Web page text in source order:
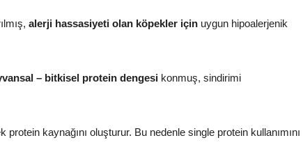
alerji hassasiyeti olan köpekler için uygun hipoalerjenik
– bitkisel protein dengesi konmuş, sindirimi
kaynağını oluşturur. Bu nedenle single protein kullanımını